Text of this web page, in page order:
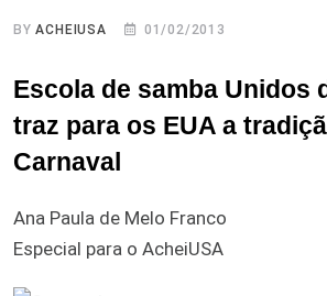
BYACHEIUSA 01/02/2013
Escola de samba Unidos
traz para os EUA a
Carnaval
Ana Paula de Melo Franco
Especial para o AcheiUSA